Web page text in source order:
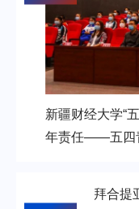
新疆财经大学“
年责任——五四
拜合提